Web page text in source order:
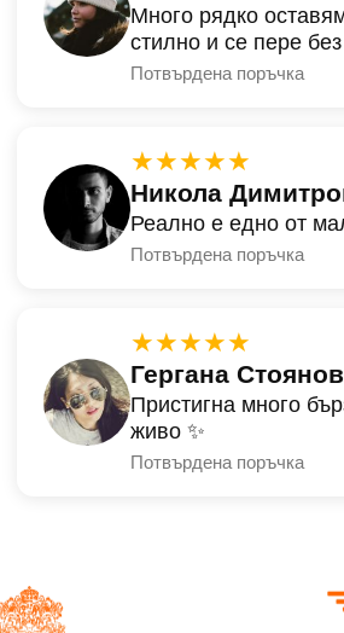
Много рядко
стилно и се пере
Потвърдена поръчка
★★★★★
Никола
Реално е едно от
Потвърдена поръчка
★★★★★
Гергана
Пристигна много
живо ✨
Потвърдена поръчка